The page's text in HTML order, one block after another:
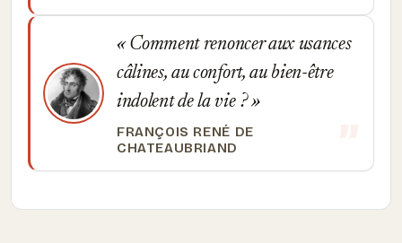
Comment renoncer aux usances
câlines, au confort, au bien-être
indolent de la vie ?
FRANÇOIS RENÉ DE
CHATEAUBRIAND